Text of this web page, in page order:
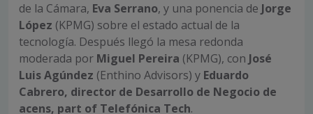
de la Cámara, Eva Serrano, y una ponencia de Jorge
López (KPMG) sobre el estado actual de la
tecnología. Después llegó la mesa redonda
moderada por Miguel Pereira (KPMG), con José
Luis Agúndez (Enthino Advisors) y Eduardo
Cabrero, director de Desarrollo de Negocio de
acens, part of Telefónica Tech.